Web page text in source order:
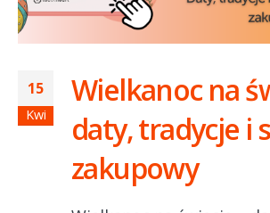
15
Kwi
Wielkanoc na
daty, tradycje i
zakupowy